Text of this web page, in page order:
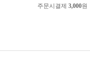
주문시결제 3,000원